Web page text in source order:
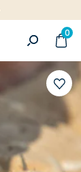
0
à
liste